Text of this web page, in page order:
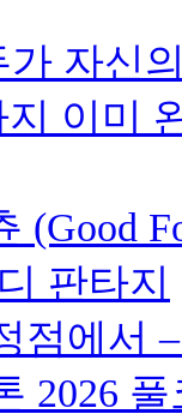
자신
이미
(Good
판타지
점에서
2026